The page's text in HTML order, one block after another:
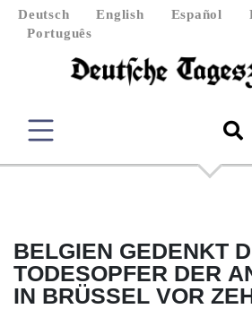
Deutsch English Español
Português
BELGIEN GEDENKT
TODESOPFER DER
IN BRÜSSEL VOR